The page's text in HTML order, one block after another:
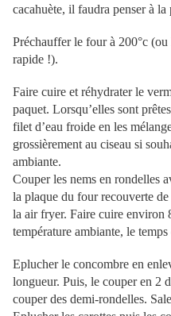
cacahuète, il faudra penser à la
Préchauffer le four à 200°c
rapide !).
Faire cuire et réhydrater le
paquet. Lorsqu’elles sont
filet d’eau froide en les
grossièrement au ciseau si
ambiante.
Couper les nems en rondelles
la plaque du four recouverte
la air fryer. Faire cuire environ
température ambiante, le
Eplucher le concombre en
longueur. Puis, le couper en 2
couper des demi-rondelles.